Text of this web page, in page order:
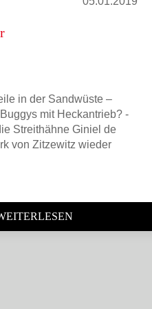
in der Sandwüste –
mit Heckantrieb? -
Streithähne Giniel de
von Zitzewitz wieder